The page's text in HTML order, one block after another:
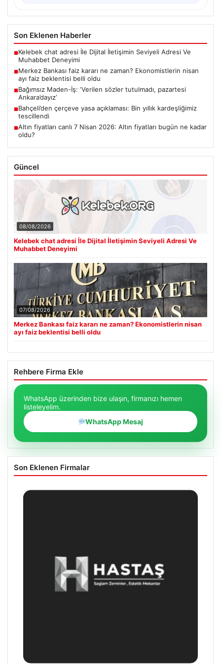
Son Eklenen Haberler
■Kelebek chat adresi İle Dijital İletişimin Seviyeli Adresi Ve
Muhabbet Deneyimi
■Merkez Bankası faiz kararı ne zaman? Ekonomistlerin nisan
ayı faiz beklentisi belli oldu
■Bağımsız Maden-İş: ‘Verilen sözler tutulmadı, pazartesi
Ankara’dayız’
■Bahçeli’den çerçeve yasa açıklaması: Bin yıllık kardeşliğimiz
tescillendi
■Altın fiyatları canlı 7 Nisan 2026: Altın fiyatları bugün ne kadar
oldu?
Güncel
08/08/2026
Kelebek chat adresi İle Dijital İletişimin Seviyeli Adresi Ve
Muhabbet Deneyimi
07/08/2026
Merkez Bankası faiz kararı ne zaman? Ekonomistlerin nisan
ayı faiz beklentisi belli oldu
Rehbere Firma Ekle
WhatsApp üzerinden bize ulaşın, firmanızı hemen
listeleyelim.
WhatsApp Mesaj
Son Eklenen Firmalar